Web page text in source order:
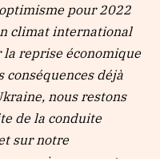
pour 2022
climat international
reprise économique
conséquences déjà
nous restons
de la conduite
sur notre